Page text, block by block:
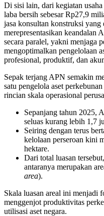
Di sisi lain, dari kegiatan
laba bersih sebesar Rp27,9
jasa konsultan konstruksi
merepresentasikan keandalan
secara paralel, yakni menjaga
mengoptimalkan pengelolaan
profesional, produktif, dan
Sepak terjang APN semakin
satu pengelola aset
rincian skala operasional
Sepanjang tahun 2025,
seluas kurang lebih 1,7
Seiring dengan terus
kelolaan perseroan kini
hektare.
Dari total luasan
antaranya merupakan
area).
Skala luasan areal ini menjadi
menggenjot produktivitas
utilisasi aset negara.